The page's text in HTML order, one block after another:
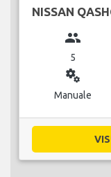
NISSAN
group
5
miscellaneous_services
Manuale